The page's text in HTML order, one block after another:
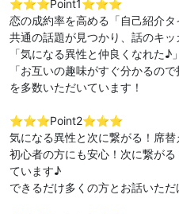
⭐️⭐️⭐️Point1⭐️⭐️⭐️
恋の成約率を高める「自己紹介
共通の話題が見つかり、話のキ
「気になる異性と仲良くなれた♪」
「お互いの趣味がすぐ分かるの
を多数いただいています！
⭐️⭐️⭐️Point2⭐️⭐️⭐️
気になる異性と次に繋がる！席
初心者の方にも安心！次に繋が
ています♪
できるだけ多くの方とお話いただ